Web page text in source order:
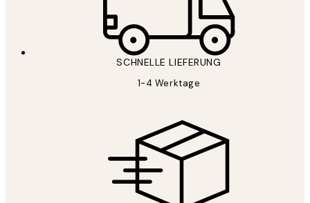
SCHNELLE LIEFERUNG
1-4 Werktage